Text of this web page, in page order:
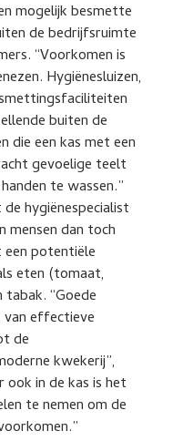
mogelijk besmette
de bedrijfsruimte
“Voorkomen is
Hygiënesluizen,
buiten de
die een kas met een
gevoelige teelt
te wassen.”
hygiënespecialist
mensen dan toch
een potentiële
eten (tomaat,
“Goede
effectieve
de
kwekerij”,
ook in de kas is het
te nemen om de